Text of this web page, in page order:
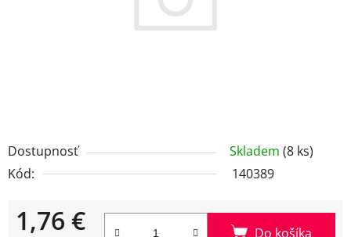
Dostupnosť Skladem (8 ks)
Kód:
140389
1,76 € Do košíka